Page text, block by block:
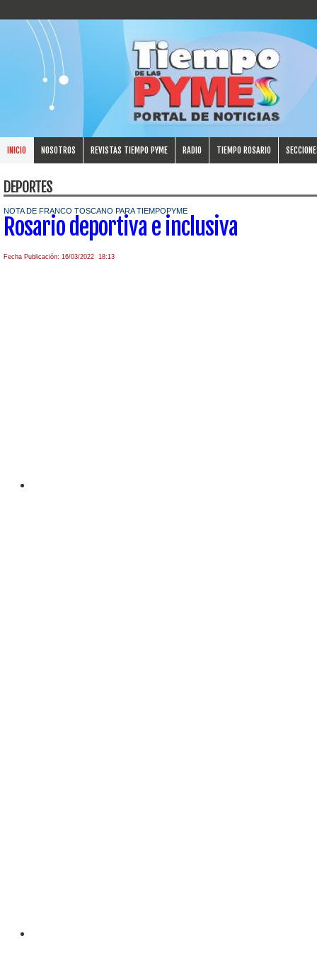
INICIO NOSOTROS REVISTAS TIEMPO PYME RADIO TIEMPO ROSARIO
DEPORTES
NOTA DE FRANCO TOSCANO PARA TIEMPOPYME
Rosario deportiva e inclusiva
Fecha Publicación: 16/03/2022 18:13